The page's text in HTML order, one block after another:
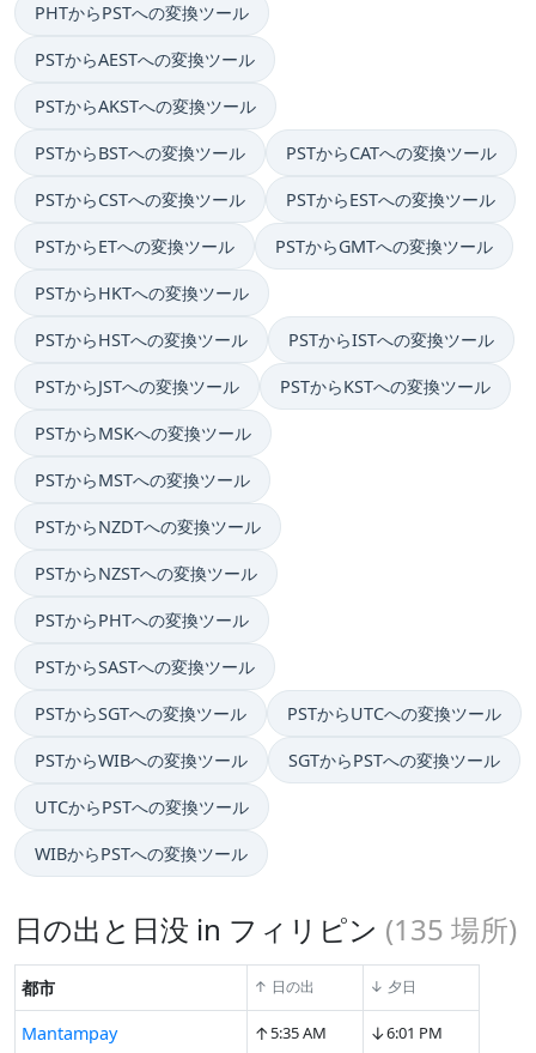
PHTからPSTへの変換ツール
PSTからAESTへの変換ツール
PSTからAKSTへの変換ツール
PSTからBSTへの変換ツール PSTからCATへの変換ツール
PSTからCSTへの変換ツール PSTからESTへの変換ツール
PSTからETへの変換ツール PSTからGMTへの変換ツール
PSTからHKTへの変換ツール
PSTからHSTへの変換ツール PSTからISTへの変換ツール
PSTからJSTへの変換ツール PSTからKSTへの変換ツール
PSTからMSKへの変換ツール
PSTからMSTへの変換ツール
PSTからNZDTへの変換ツール
PSTからNZSTへの変換ツール
PSTからPHTへの変換ツール
PSTからSASTへの変換ツール
PSTからSGTへの変換ツール PSTからUTCへの変換ツール
PSTからWIBへの変換ツール SGTからPSTへの変換ツール
UTCからPSTへの変換ツール
WIBからPSTへの変換ツール
日の出と日没 in フィリピン (135 場所)
都市 ↑ 日の出 ↓ 夕日
Mantampay ↑5:35 AM ↓6:01 PM